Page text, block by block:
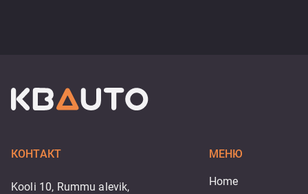
КОНТАКТ
Kooli 10, Rummu alevik,
МЕНЮ
Home